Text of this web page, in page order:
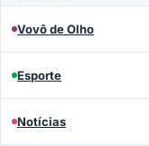
Vovô de Olho
Esporte
Notícias